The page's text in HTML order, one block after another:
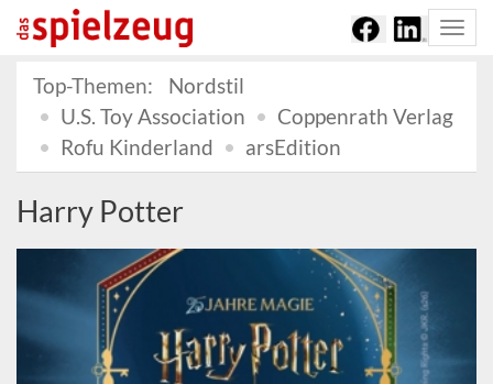
Top-Themen:
Nordstil
U.S. Toy Association
Coppenrath Verlag
Rofu Kinderland
arsEdition
Harry Potter